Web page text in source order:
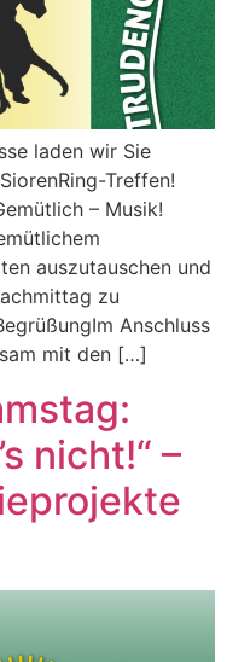
laden wir Sie
Treffen!
– Musik!
auszutauschen und
zu
Anschluss
mit den […]
nicht!“ –